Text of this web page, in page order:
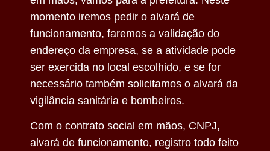
momento iremos pedir o alvará de
funcionamento, faremos a validação do
endereço da empresa, se a atividade pode
ser exercida no local escolhido, e se for
necessário também solicitamos o alvará da
vigilância sanitária e bombeiros.
Com o contrato social em mãos, CNPJ,
alvará de funcionamento, registro todo feito